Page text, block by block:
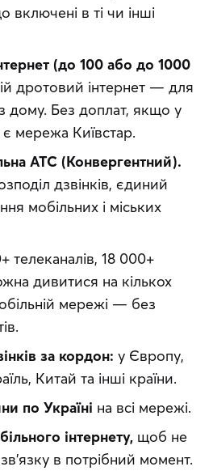
включені в ті чи інші
(до 100 або до 1000
дротовий інтернет — для
дому. Без доплат, якщо у
мережа Київстар.
АТС (Конвергентний).
дзвінків, єдиний
мобільних і міських
телеканалів, 18 000+
дивитися на кількох
мережі — без
за кордон: у Європу,
Китай та інші країни.
по Україні на всі мережі.
інтернету, щоб не
в потрібний момент.